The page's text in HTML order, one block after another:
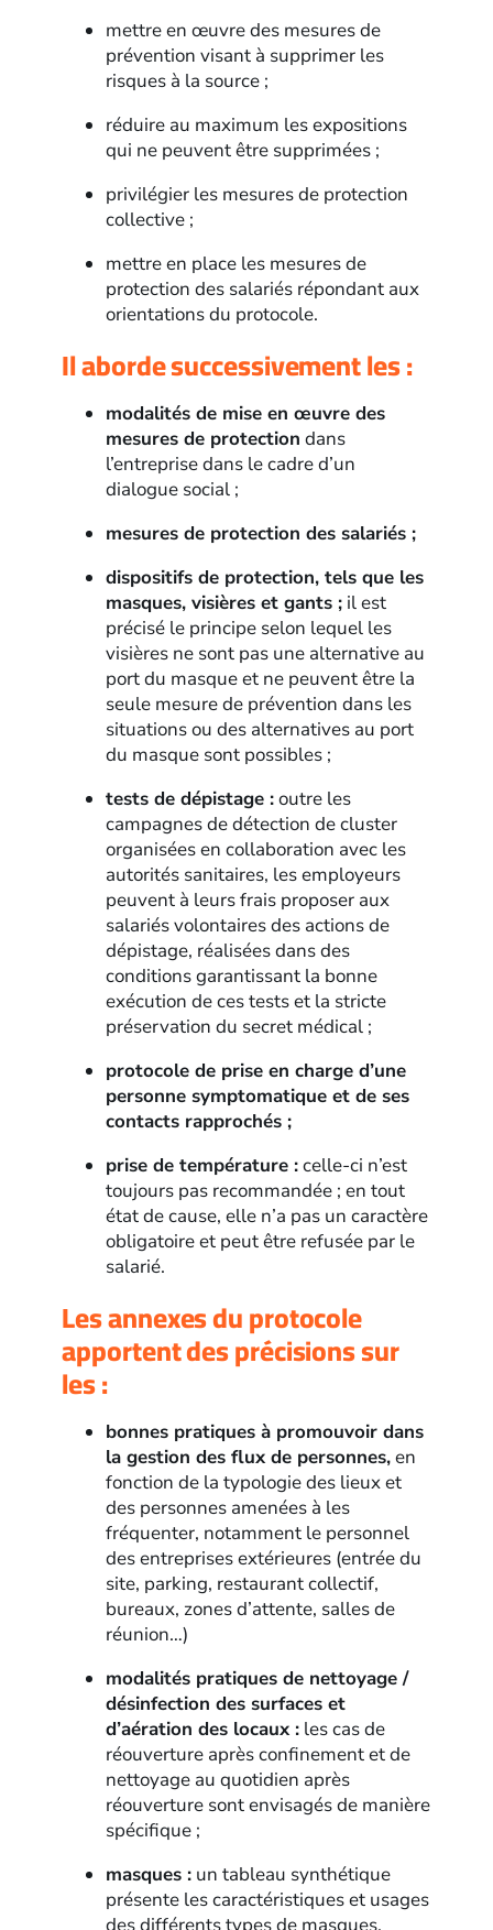
mettre en œuvre des mesures de
prévention visant à supprimer les
risques à la source ;
réduire au maximum les expositions
qui ne peuvent être supprimées ;
privilégier les mesures de protection
collective ;
mettre en place les mesures de
protection des salariés répondant aux
orientations du protocole.
Il aborde successivement les :
modalités de mise en œuvre des
mesures de protection dans
l’entreprise dans le cadre d’un
dialogue social ;
mesures de protection des salariés ;
dispositifs de protection, tels que les
masques, visières et gants ; il est
précisé le principe selon lequel les
visières ne sont pas une alternative au
port du masque et ne peuvent être la
seule mesure de prévention dans les
situations ou des alternatives au port
du masque sont possibles ;
tests de dépistage :outre les
campagnes de détection de cluster
organisées en collaboration avec les
autorités sanitaires, les employeurs
peuvent à leurs frais proposer aux
salariés volontaires des actions de
dépistage, réalisées dans des
conditions garantissant la bonne
exécution de ces tests et la stricte
préservation du secret médical ;
protocole de prise en charge d’une
personne symptomatique et de ses
contacts rapprochés ;
prise de température :celle-ci n’est
toujours pas recommandée ; en tout
état de cause, elle n’a pas un caractère
obligatoire et peut être refusée par le
salarié.
Les annexes du protocole
apportent des précisions sur
les :
bonnes pratiques à promouvoir dans
la gestion des flux de personnes,en
fonction de la typologie des lieux et
des personnes amenées à les
fréquenter, notamment le personnel
des entreprises extérieures (entrée du
site, parking, restaurant collectif,
bureaux, zones d’attente, salles de
réunion…)
modalités pratiques de nettoyage /
désinfection des surfaces et
d’aération des locaux : les cas de
réouverture après confinement et de
nettoyage au quotidien après
réouverture sont envisagés de manière
spécifique ;
masques : un tableau synthétique
présente les caractéristiques et usages
des différents types de masques.